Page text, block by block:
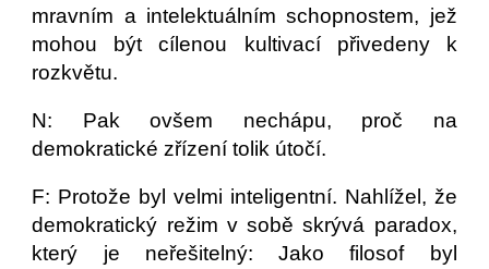
mravním a intelektuálním schopnostem, jež
mohou být cílenou kultivací přivedeny k
rozkvětu.
N: Pak ovšem nechápu, proč na
demokratické zřízení tolik útočí.
F: Protože byl velmi inteligentní. Nahlížel, že
demokratický režim v sobě skrývá paradox,
který je neřešitelný: Jako filosof byl